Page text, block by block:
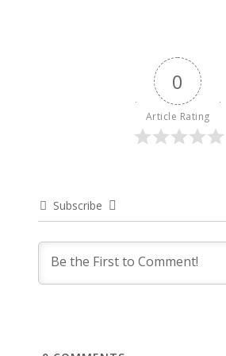
0
Article Rating
Subscribe